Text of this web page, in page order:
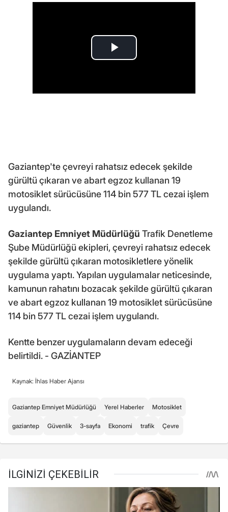
Gaziantep'te çevreyi rahatsız edecek şekilde
gürültü çıkaran ve abart egzoz kullanan 19
motosiklet sürücüsüne 114 bin 577 TL cezai işlem
uygulandı.
Gaziantep Emniyet Müdürlüğü Trafik Denetleme
Şube Müdürlüğü ekipleri, çevreyi rahatsız edecek
şekilde gürültü çıkaran motosikletlere yönelik
uygulama yaptı. Yapılan uygulamalar neticesinde,
kamunun rahatını bozacak şekilde gürültü çıkaran
ve abart egzoz kullanan 19 motosiklet sürücüsüne
114 bin 577 TL cezai işlem uygulandı.
Kentte benzer uygulamaların devam edeceği
belirtildi. - GAZİANTEP
Kaynak: İhlas Haber Ajansı
Gaziantep Emniyet Müdürlüğü Yerel Haberler Motosiklet
gaziantep Güvenlik 3-sayfa Ekonomi trafik Çevre